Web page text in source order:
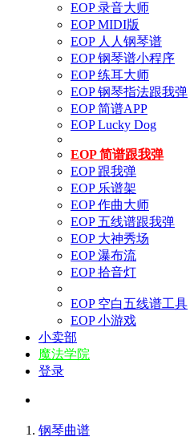
EOP 录音大师
EOP MIDI版
EOP 人人钢琴谱
EOP 钢琴谱小程序
EOP 练耳大师
EOP 钢琴指法跟我弹
EOP 简谱APP
EOP Lucky Dog
EOP 简谱跟我弹
EOP 跟我弹
EOP 乐谱架
EOP 作曲大师
EOP 五线谱跟我弹
EOP 大神秀场
EOP 瀑布流
EOP 拾音灯
EOP 空白五线谱工具
EOP 小游戏
小卖部
魔法学院
登录
钢琴曲谱